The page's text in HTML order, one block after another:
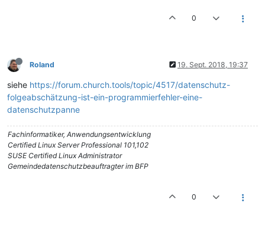
0
Roland 19. Sept. 2018, 19:37
siehe https://forum.church.tools/topic/4517/datenschutz-
folgeabschätzung-ist-ein-programmierfehler-eine-
datenschutzpanne
Fachinformatiker, Anwendungsentwicklung
Certified Linux Server Professional 101,102
SUSE Certified Linux Administrator
Gemeindedatenschutzbeauftragter im BFP
0